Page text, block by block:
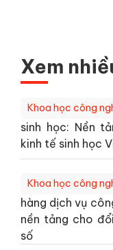
Xem
Khoa học công
sinh học: Nền
kinh tế sinh học
Khoa học công
hàng dịch vụ
nền tảng cho
số